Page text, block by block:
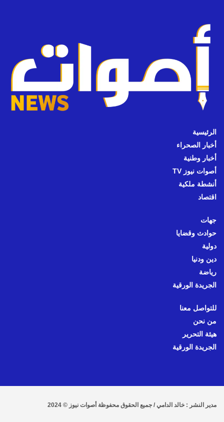
الرئيسية
أخبار الصحراء
أخبار وطنية
أصوات نيوز TV
أنشطة ملكية
اقتصاد
جهات
حوادث وقضايا
دولية
دين ودنيا
رياضة
الجريدة الورقية
للتواصل معنا
من نحن
هيئة التحرير
الجريدة الورقية
مدير النشر : خالد الدامي / جميع الحقوق محفوظة أصوات نيوز © 2024